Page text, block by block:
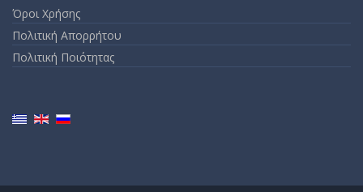
Όροι Χρήσης
Πολιτική Απορρήτου
Πολιτική Ποιότητας